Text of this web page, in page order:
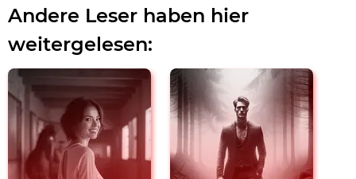
Andere Leser haben hier
weitergelesen: